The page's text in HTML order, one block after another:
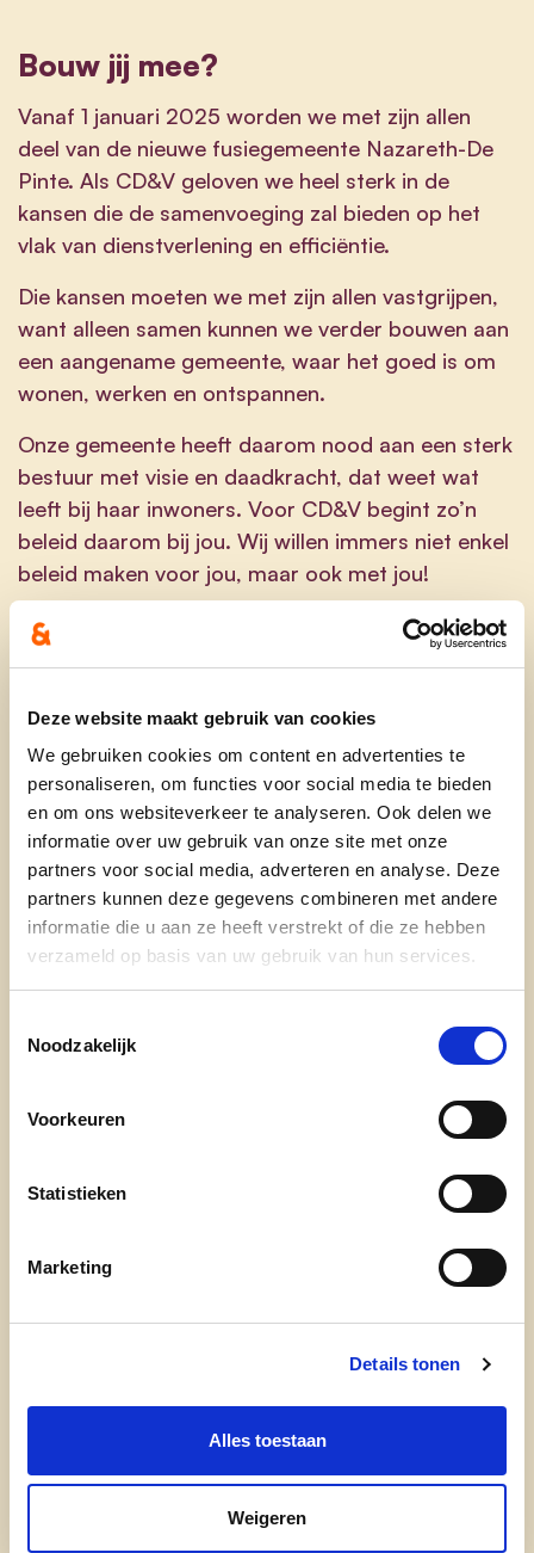
Deze website maakt gebruik van cookies
We gebruiken cookies om content en advertenties te
personaliseren, om functies voor social media te bieden
en om ons websiteverkeer te analyseren. Ook delen we
informatie over uw gebruik van onze site met onze
partners voor social media, adverteren en analyse. Deze
partners kunnen deze gegevens combineren met andere
informatie die u aan ze heeft verstrekt of die ze hebben
verzameld op basis van uw gebruik van hun services.
Noodzakelijk
Voorkeuren
Statistieken
Marketing
Details tonen
Alles toestaan
Weigeren
Bouw jij mee?
Vanaf 1 januari 2025 worden we met zijn allen
deel van de nieuwe fusiegemeente Nazareth-De
Pinte. Als CD&V geloven we heel sterk in de
kansen die de samenvoeging zal bieden op het
vlak van dienstverlening en efficiëntie.
Die kansen moeten we met zijn allen vastgrijpen,
want alleen samen kunnen we verder bouwen aan
een aangename gemeente, waar het goed is om
wonen, werken en ontspannen.
Onze gemeente heeft daarom nood aan een sterk
bestuur met visie en daadkracht, dat weet wat
leeft bij haar inwoners. Voor CD&V begint zo’n
beleid daarom bij jou. Wij willen immers niet enkel
beleid maken voor jou, maar ook met jou!
Hoe kan jij meebouwen?
Toekomstateliers:
Meer info
Geef je gedacht:Meer info
Het grote werk:Link naar enquete
Op 13 oktober 2024 zijn er
gemeenteraadsverkiezingen.
U bepaalt dan wie onze gemeente de volgende
zes jaar bestuurt.
vindt zodat de nieuwe bestuursploeg hun beleid
Ons beleidsprogramma wordt ook uw